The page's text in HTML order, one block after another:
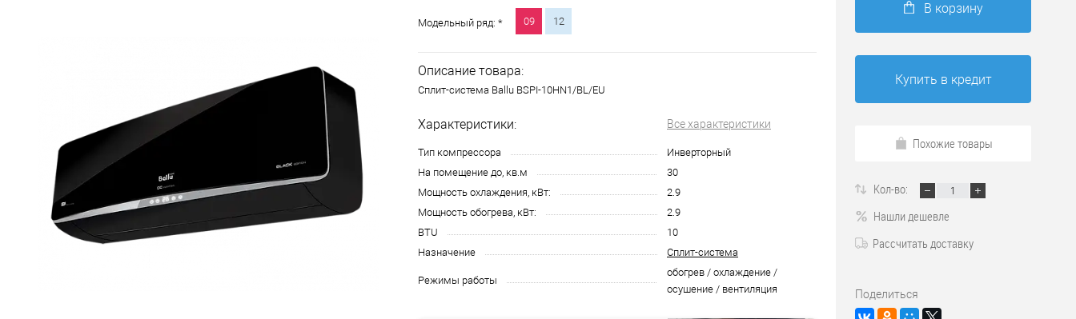
Модельный ряд: * 09 12
Описание товара:
Сплит-система Ballu BSPI-10HN1/BL/EU
Характеристики: Все характеристики
Тип компрессора
Инверторный
На помещение до, кв.м
30
Мощность охлаждения, кВт:
2.9
Мощность обогрева, кВт:
2.9
BTU
10
Назначение
Сплит-система
Режимы работы
обогрев / охлаждение /
осушение / вентиляция
В корзину
Купить в кредит
Похожие товары
Кол-во:
Нашли дешевле
Рассчитать доставку
Поделиться